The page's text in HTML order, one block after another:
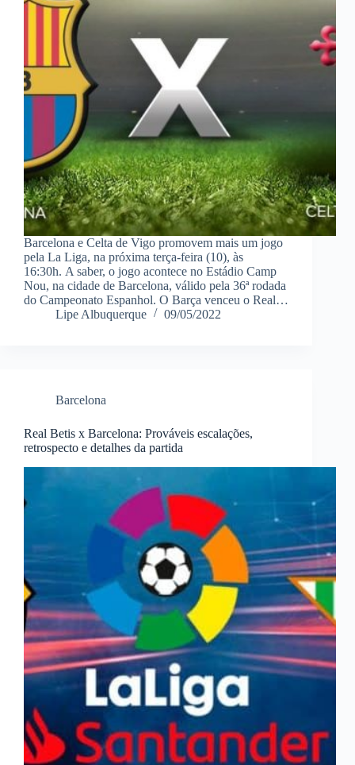
Barcelona e Celta de Vigo promovem mais um jogo
pela La Liga, na próxima terça-feira (10), às
16:30h. A saber, o jogo acontece no Estádio Camp
Nou, na cidade de Barcelona, válido pela 36ª rodada
do Campeonato Espanhol. O Barça venceu o Real…
Lipe Albuquerque
09/05/2022
Barcelona
Real Betis x Barcelona: Prováveis escalações,
retrospecto e detalhes da partida